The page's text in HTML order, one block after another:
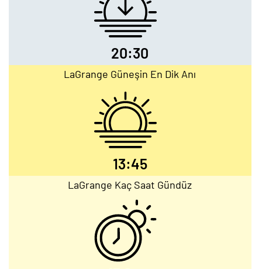
20:30
LaGrange Güneşin En Dik Anı
13:45
LaGrange Kaç Saat Gündüz